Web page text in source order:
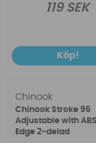
119 SEK
Köp!
Chinook
Chinook Stroke 96
Adjustable with ABS
Edge 2-delad